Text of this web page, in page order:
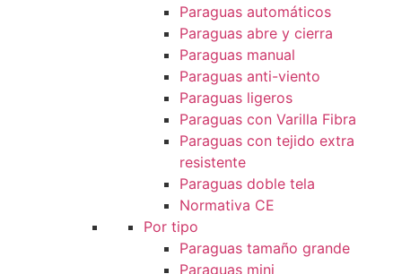
Paraguas automáticos
Paraguas abre y cierra
Paraguas manual
Paraguas anti-viento
Paraguas ligeros
Paraguas con Varilla Fibra
Paraguas con tejido extra
resistente
Paraguas doble tela
Normativa CE
Por tipo
Paraguas tamaño grande
Paraguas mini